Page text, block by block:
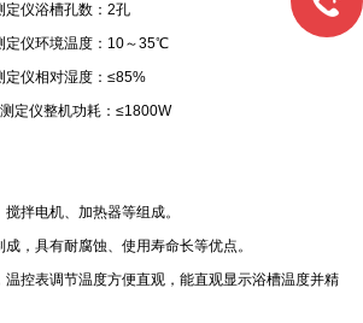
定仪浴槽孔数：2孔
定仪环境温度：10～35℃
定仪相对湿度：≤85%
定仪整机功耗：≤1800W
拌电机、加热器等组成。
，具有耐腐蚀、使用寿命长等优点。
控表调节温度方便直观，能直观显示浴槽温度并精